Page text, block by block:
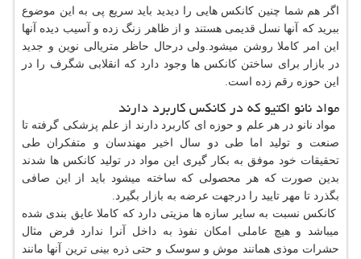
اگر هم شما چنین کانکس هایی را دیدید باید سریع پی به این موضوع
ببرید که آنها نسل قدیمی هستند و از ظاهر زنگ زده و آسیب دیده آنها
این امر کاملا روشن میشود.ولی درحال حاظر متریالی نوین و جدید
در بازار برای ساختن کانکس ها وجود دارد که انقلابی شگرف را در
این حوزه رقم زده است.
مواد نانو اکتیو که در کانکس کاربرد دارند
مواد نانو در هر علم و حوزه ای کاربرد دارند از علم پزشکی گرفته تا
صنعت و تولید اما طی دو سال اخیر مهندسان و متفکران طی
تحقیقات خود موفق به بکار گیری این مواد در تولید کانکس ها شدند
بدین صورت که هر محصولی که ساخته میشود باید از این صافی
بگذرد تا مهر تایید را درجهت عرضه به بازار بگیرد.
کانکس نسبت به سایر سازه ها مزیتی دارد که کاملا عایق بندی شده
میباشد و هیچ عاملی امکان نفوذ به داخل آنرا ندارد فرض مثال
حشرات موذی همانند موش و سوسک و حتی ذره بینی ترین آنها مانند